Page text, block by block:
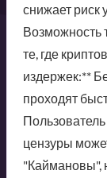
снижает риск
Возможность
те, где
издержек:**
проходят
цензуры
"Каймановы",